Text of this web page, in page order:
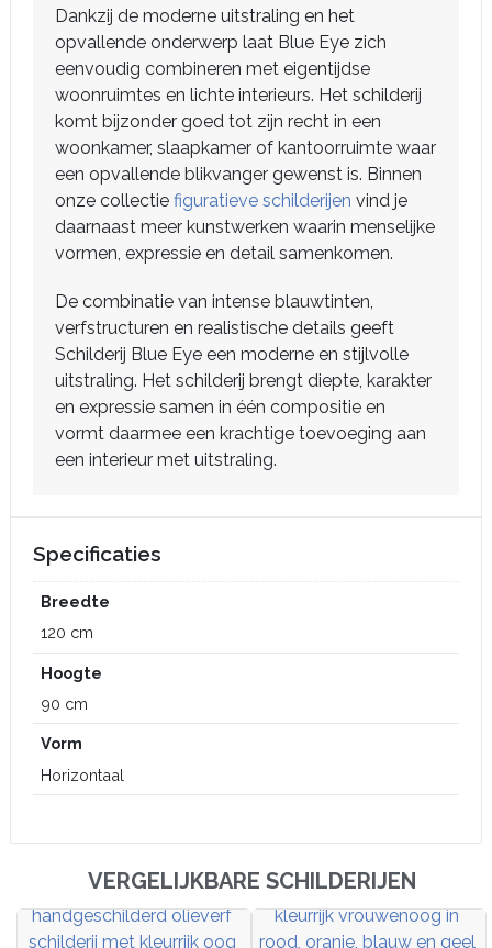
Dankzij de moderne uitstraling en het
opvallende onderwerp laat Blue Eye zich
eenvoudig combineren met eigentijdse
woonruimtes en lichte interieurs. Het schilderij
komt bijzonder goed tot zijn recht in een
woonkamer, slaapkamer of kantoorruimte waar
een opvallende blikvanger gewenst is. Binnen
onze collectie figuratieve schilderijen vind je
daarnaast meer kunstwerken waarin menselijke
vormen, expressie en detail samenkomen.
De combinatie van intense blauwtinten,
verfstructuren en realistische details geeft
Schilderij Blue Eye een moderne en stijlvolle
uitstraling. Het schilderij brengt diepte, karakter
en expressie samen in één compositie en
vormt daarmee een krachtige toevoeging aan
een interieur met uitstraling.
Specificaties
Breedte
120 cm
Hoogte
90 cm
Vorm
Horizontaal
VERGELIJKBARE SCHILDERIJEN